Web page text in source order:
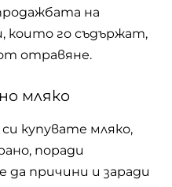
на
които го съдържат,
отравяне.
мляко
купувате мляко,
поради
причини и заради